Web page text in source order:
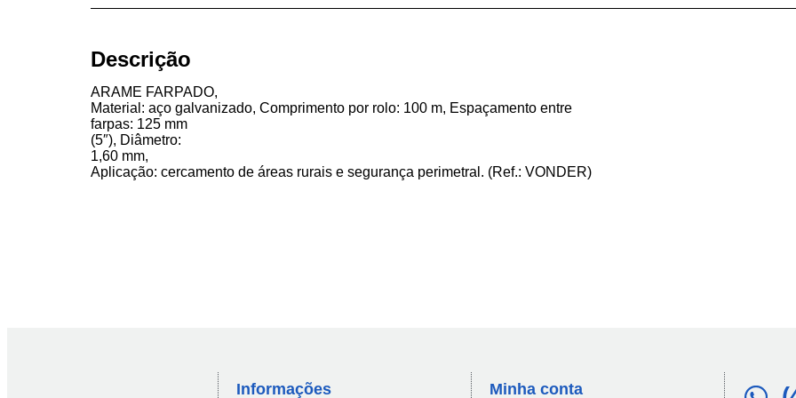
Descrição
ARAME FARPADO,
Material: aço galvanizado, Comprimento por rolo: 100 m, Espaçamento entre
farpas: 125 mm
(5″), Diâmetro:
1,60 mm,
Aplicação: cercamento de áreas rurais e segurança perimetral. (Ref.: VONDER)
Informações Minha conta​